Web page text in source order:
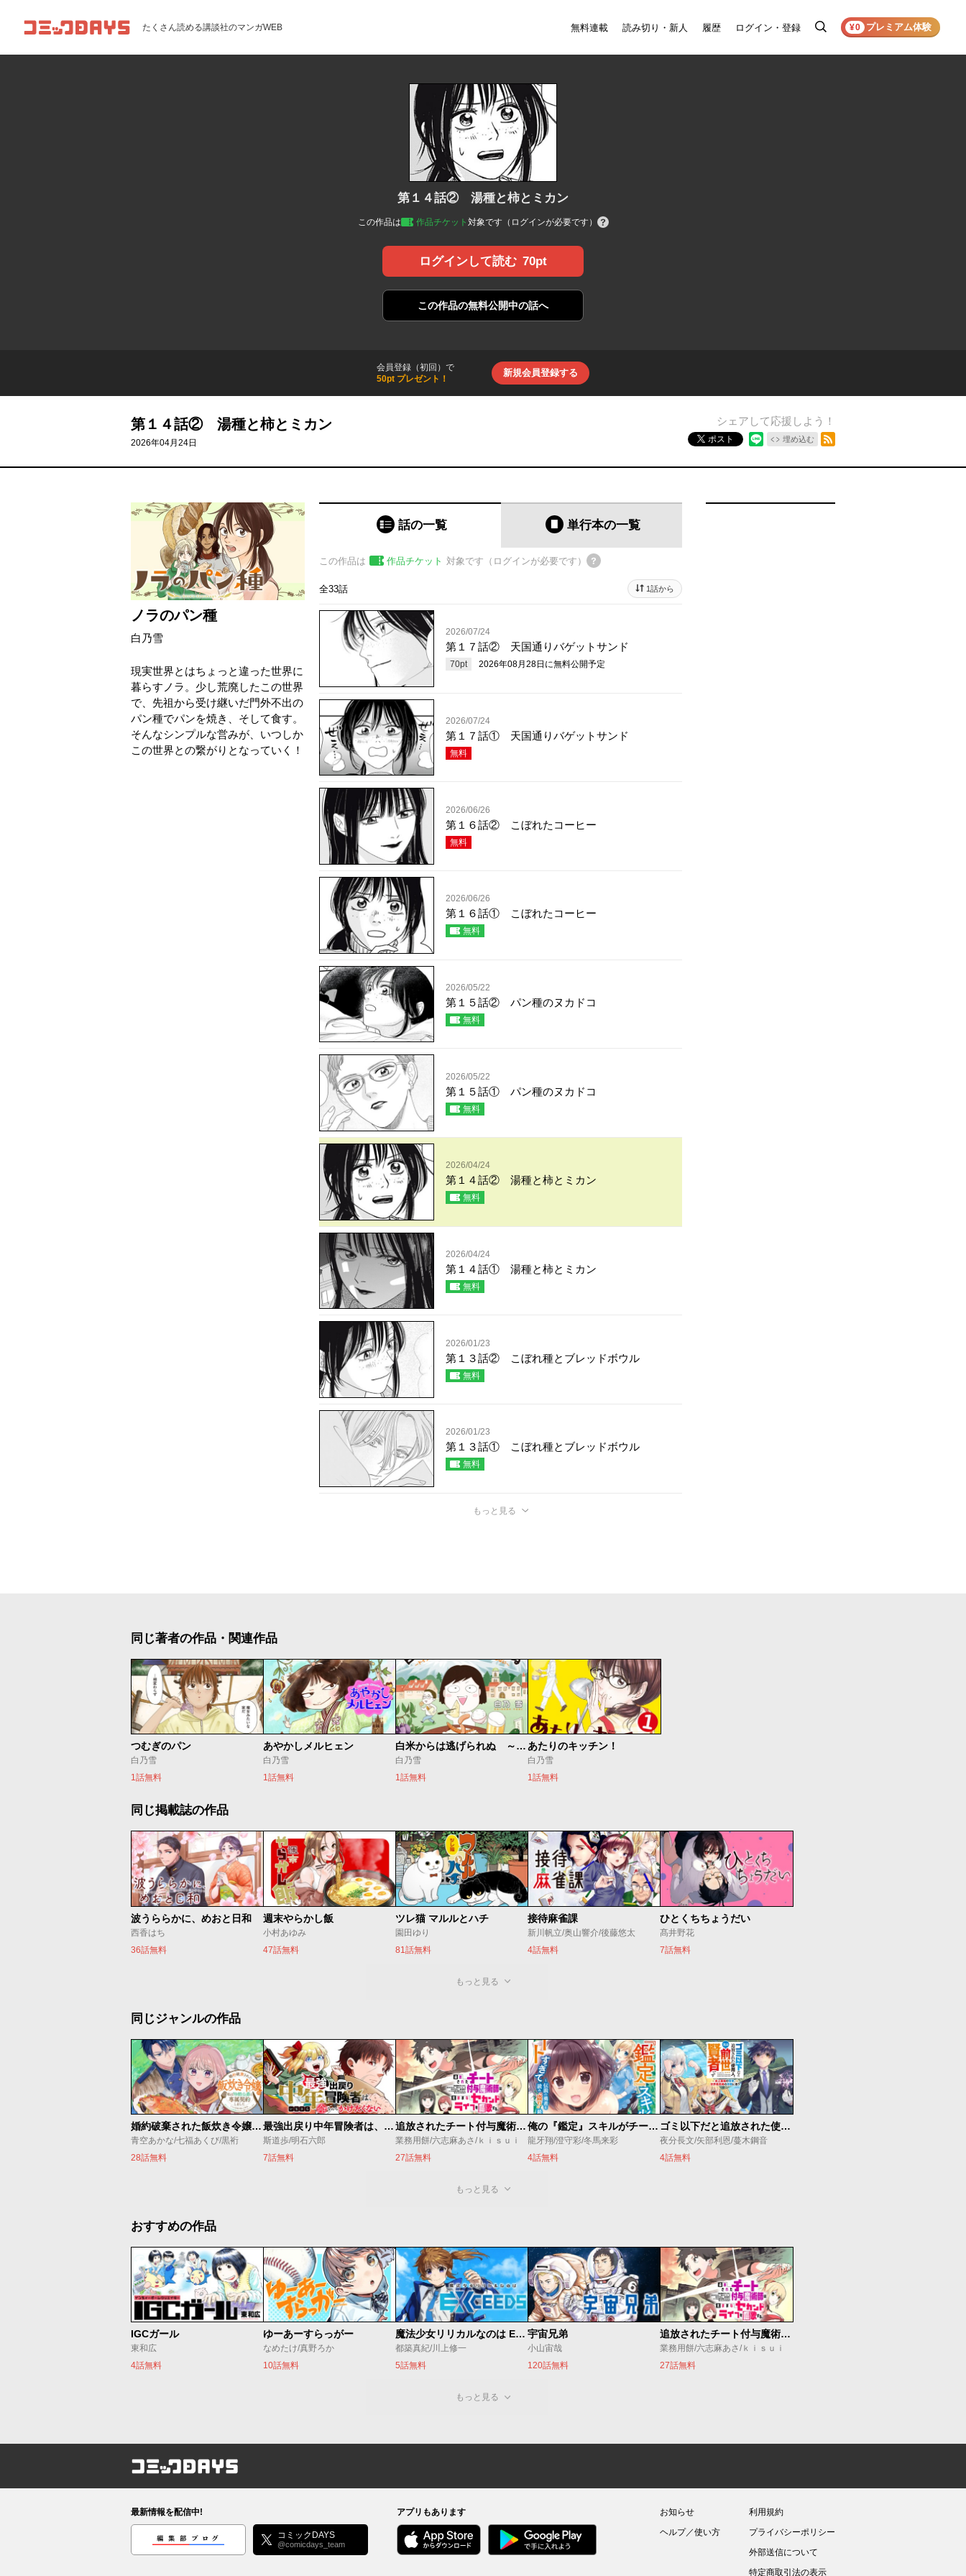
コミックDAYS たくさん読める講談社のマンガWEB 無料連載 読み切り・新人 履歴 ログイン・登録
検
¥0 プレミアム体験
第１４話② 湯種と柿とミカン
この作品は 作品チケット 対象です（ログインが必要です）
ログインして読む 70pt
この作品の無料公開中の話へ
会員登録（初回）で
50pt プレゼント！
新規会員登録する
第１４話② 湯種と柿とミカン
2026年04月24日
シェアして応援しよう！
ポスト 埋め込む
ノラのパン種
白乃雪
現実世界とはちょっと違った世界に
暮らすノラ。少し荒廃したこの世界
で、先祖から受け継いだ門外不出の
パン種でパンを焼き、そして食す。
そんなシンプルな営みが、いつしか
この世界との繋がりとなっていく！
話の一覧 単行本の一覧
この作品は 作品チケット 対象です（ログインが必要です）
全33話 1話から
2026/07/24
第１７話② 天国通りバゲットサンド
70pt 2026年08月28日 に無料公開予定
2026/07/24
第１７話① 天国通りバゲットサンド
無料
2026/06/26
第１６話② こぼれたコーヒー
無料
2026/06/26
第１６話① こぼれたコーヒー
無料
2026/05/22
第１５話② パン種のヌカドコ
無料
2026/05/22
第１５話① パン種のヌカドコ
無料
2026/04/24
第１４話② 湯種と柿とミカン
無料
2026/04/24
第１４話① 湯種と柿とミカン
無料
2026/01/23
第１３話② こぼれ種とブレッドボウル
無料
2026/01/23
第１３話① こぼれ種とブレッドボウル
無料
もっと見る
同じ著者の作品・関連作品
つむぎのパン
白乃雪
1話無料
あやかしメルヒェン
白乃雪
1話無料
白米からは逃げられぬ ～ドイツでつくる日本食、いつも何かがそろわない～
白乃雪
1話無料
あたりのキッチン！
白乃雪
1話無料
同じ掲載誌の作品
波うららかに、めおと日和
西香はち
36話無料
週末やらかし飯
小村あゆみ
47話無料
ツレ猫 マルルとハチ
園田ゆり
81話無料
接待麻雀課
新川帆立/奥山響介/後藤悠太
4話無料
ひとくちちょうだい
髙井野花
7話無料
もっと見る
同じジャンルの作品
婚約破棄された飯炊き令嬢の私は冷酷公爵と専属契約しました～ですが胃袋を掴んだ結果、冷たかった公爵様がどんどん優しくなっています～
青空あかな/七福あくび/黒裄
28話無料
最強出戻り中年冒険者は、今さら命なんてかけたくない
斯道歩/明石六郎
7話無料
追放されたチート付与魔術師は気ままなセカンドライフを謳歌する。 ～俺は武器だけじゃなく、あらゆるものに『強化ポイント』を付与できるし、俺の意思でいつでも効果を解除できるけど、残った人たち大丈夫？～
業務用餅/六志麻あさ/ｋｉｓｕｉ
27話無料
俺の『鑑定』スキルがチートすぎて
龍牙翔/澄守彩/冬馬来彩
4話無料
ゴミ以下だと追放された使用人、実は前世賢者です ～史上最強の賢者、世界最高峰の学園に通う～
夜分長文/矢部利恩/蔓木鋼音
4話無料
もっと見る
おすすめの作品
IGCガール
東和広
4話無料
ゆーあーすらっがー
なめたけ/真野ろか
10話無料
魔法少女リリカルなのは EXCEEDS
都築真紀/川上修一
5話無料
宇宙兄弟
小山宙哉
120話無料
追放されたチート付与魔術師は気ままなセカンドライフを謳歌する。 ～俺は武器だけじゃなく、あらゆるものに『強化ポイント』を付与できるし、俺の意思でいつでも効果を解除できるけど、残った人たち大丈夫？～
業務用餅/六志麻あさ/ｋｉｓｕｉ
27話無料
もっと見る
コミックDAYS
最新情報を配信中!
編集部ブログ コミックDAYS
@comicdays_team
アプリもあります
お知らせ
ヘルプ／使い方
利用規約
プライバシーポリシー
外部送信について
特定商取引法の表示